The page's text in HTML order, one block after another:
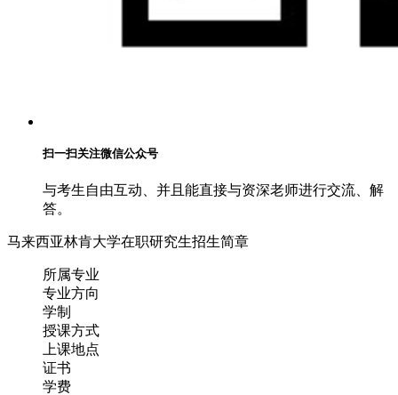
扫一扫关注微信公众号
与考生自由互动、并且能直接与资深老师进行交流、解
答。
马来西亚林肯大学在职研究生招生简章
所属专业
专业方向
学制
授课方式
上课地点
证书
学费